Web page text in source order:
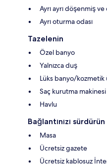
Ayrı ayrı döşenmiş
Ayrı oturma odası
Tazelenin
Özel banyo
Yalnızca duş
Lüks banyo/kozmetik
Saç kurutma makinesi
Havlu
Bağlantınızı sürdürün
Masa
Ücretsiz gazete
Ücretsiz kablosuz